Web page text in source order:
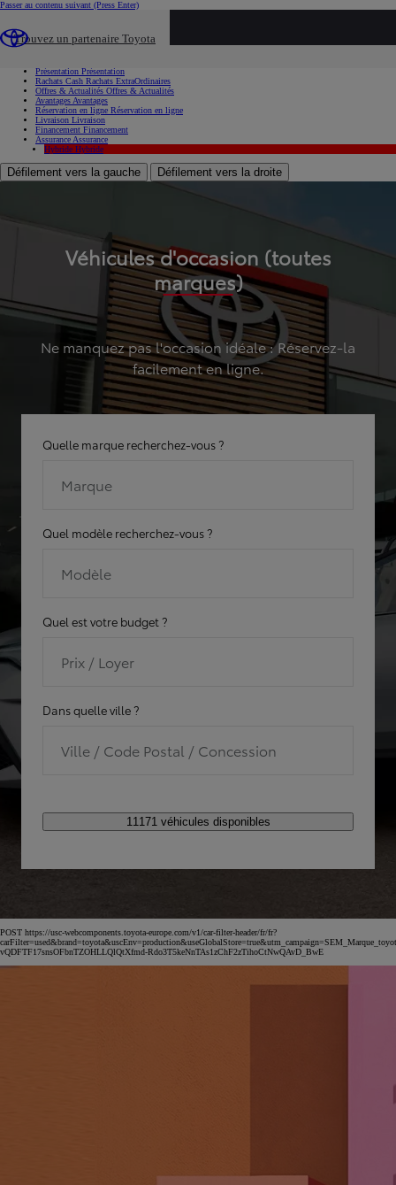
Passer au contenu suivant (Press Enter)
Trouvez un partenaire Toyota
Présentation Présentation
Rachats Cash Rachats ExtraOrdinaires
Offres & Actualités Offres & Actualités
Avantages Avantages
Réservation en ligne Réservation en ligne
Livraison Livraison
Financement Financement
Assurance Assurance
Hybride Hybride
Défilement vers la gauche Défilement vers la droite
Véhicules d'occasion (toutes
marques)
Ne manquez pas l'occasion idéale : Réservez-la
facilement en ligne.
Quelle marque recherchez-vous ?
Marque
Quel modèle recherchez-vous ?
Modèle
Quel est votre budget ?
Prix / Loyer
Dans quelle ville ?
Ville / Code Postal / Concession
11171 véhicules disponibles
POST https://usc-webcomponents.toyota-europe.com/v1/car-filter-header/fr/fr?
vQDFTF17snsOFbnTZOHLLQlQtXfmd-Rdo3T5keNnTAs1zChF2zTihoCtNwQAvD_BwE